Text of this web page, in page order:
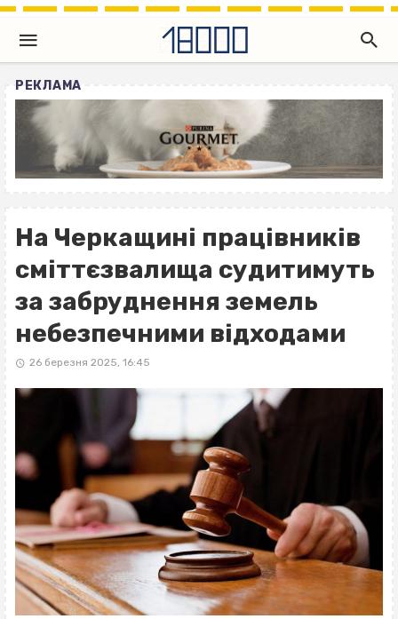
РЕКЛАМА
На Черкащині працівників
сміттєзвалища судитимуть
за забруднення земель
небезпечними відходами
26 березня 2025, 16:45